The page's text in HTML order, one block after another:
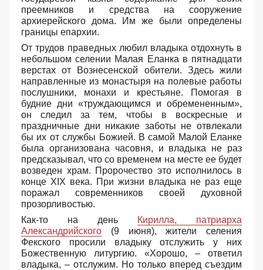
преемников и средства на сооружение
архиерейского дома. Им же были определены
границы епархии.
От трудов праведных любил владыка отдохнуть в
небольшом селении Малая Еланка в пятнадцати
верстах от Вознесенской обители. Здесь жили
направленные из монастыря на полевые работы
послушники, монахи и крестьяне. Помогая в
будние дни «труждающимся и обремененным»,
он следил за тем, чтобы в воскресные и
праздничные дни никакие заботы не отвлекали
бы их от службы Божией. В самой Малой Еланке
была организована часовня, и владыка не раз
предсказывал, что со временем на месте ее будет
возведен храм. Пророчество это исполнилось в
конце XIX века. При жизни владыка не раз еще
поражал современников своей духовной
прозорливостью.
Как-то на день
Кирилла, патриарха
Александрийского (9 июня), жители селения
Фекского просили владыку отслужить у них
Божественную литургию. «Хорошо, – ответил
владыка, – отслужим. Но только вперед съездим